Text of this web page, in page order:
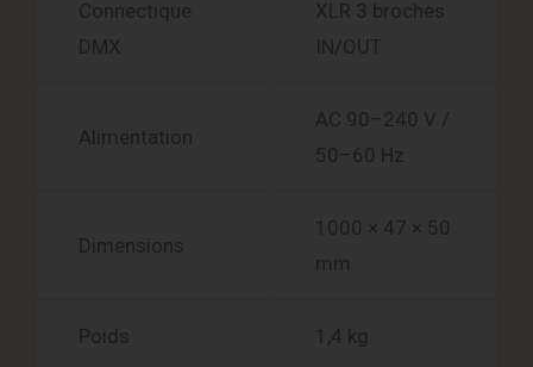
Connectique
DMX
XLR 3 broches
IN/OUT
Alimentation
AC 90–240 V /
50–60 Hz
Dimensions
1000 × 47 × 50
mm
Poids 1,4 kg